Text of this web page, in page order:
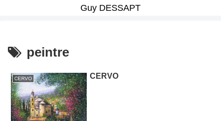
Guy DESSAPT
peintre
CERVO CERVO